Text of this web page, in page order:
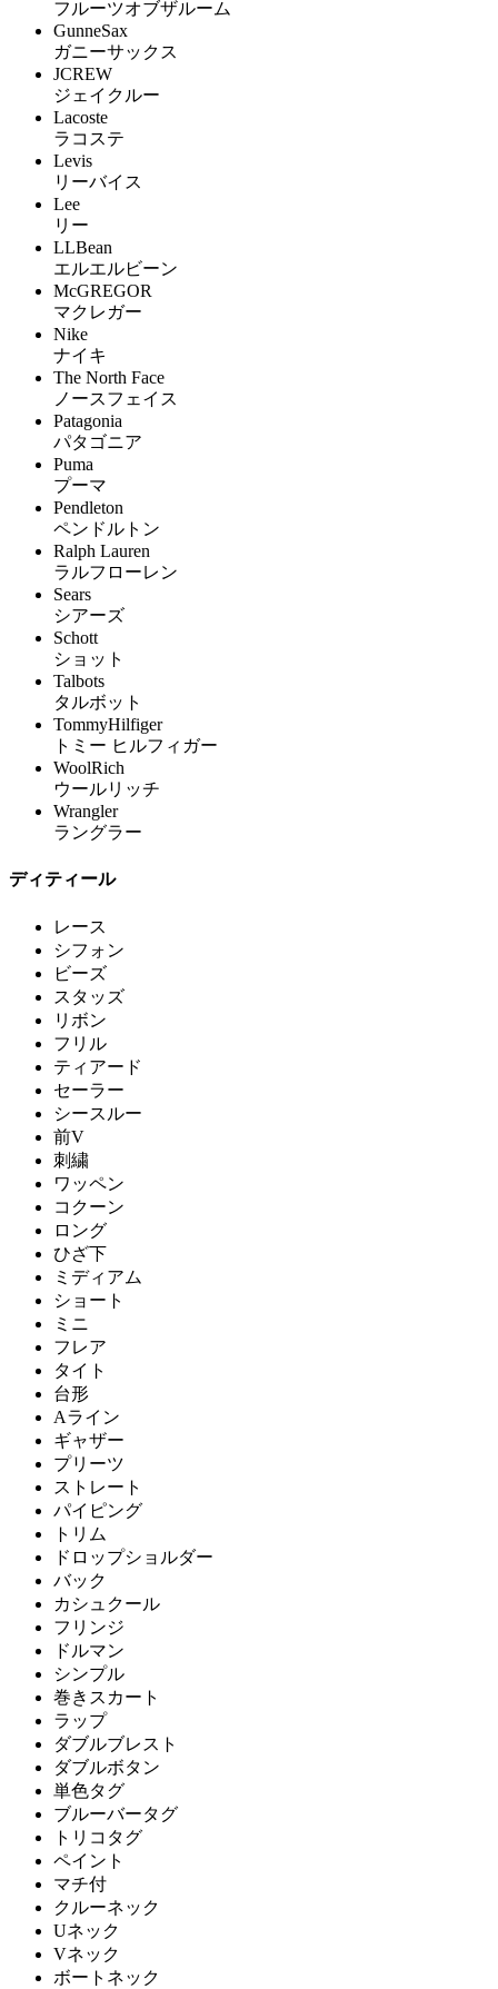
フルーツオブザルーム
GunneSax
ガニーサックス
JCREW
ジェイクルー
Lacoste
ラコステ
Levis
リーバイス
Lee
リー
LLBean
エルエルビーン
McGREGOR
マクレガー
Nike
ナイキ
The North Face
ノースフェイス
Patagonia
パタゴニア
Puma
プーマ
Pendleton
ペンドルトン
Ralph Lauren
ラルフローレン
Sears
シアーズ
Schott
ショット
Talbots
タルボット
TommyHilfiger
トミー ヒルフィガー
WoolRich
ウールリッチ
Wrangler
ラングラー
ディティール
レース
シフォン
ビーズ
スタッズ
リボン
フリル
ティアード
セーラー
シースルー
前V
刺繍
ワッペン
コクーン
ロング
ひざ下
ミディアム
ショート
ミニ
フレア
タイト
台形
Aライン
ギャザー
プリーツ
ストレート
パイピング
トリム
ドロップショルダー
バック
カシュクール
フリンジ
ドルマン
シンプル
巻きスカート
ラップ
ダブルブレスト
ダブルボタン
単色タグ
ブルーバータグ
トリコタグ
ペイント
マチ付
クルーネック
Uネック
Vネック
ボートネック